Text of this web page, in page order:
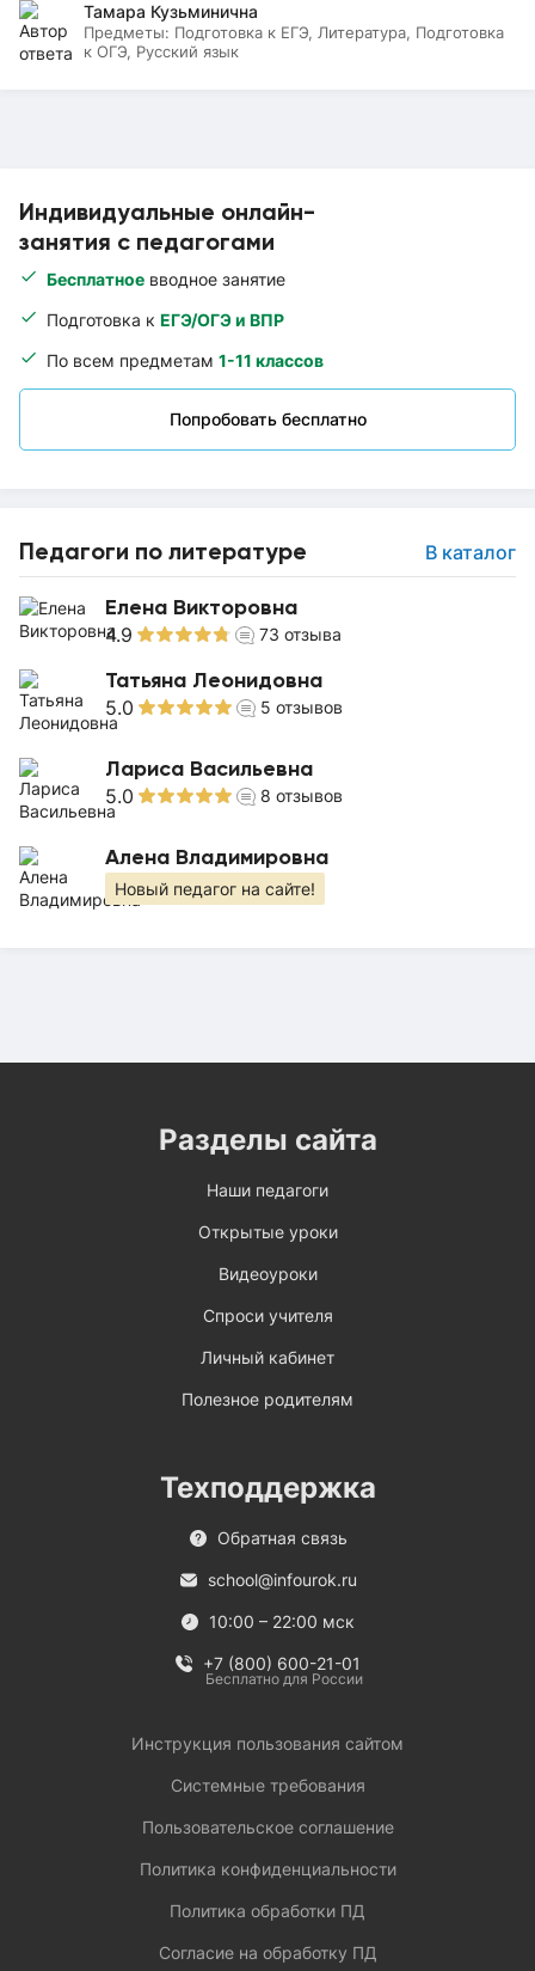
Индивидуальные онлайн-
занятия с педагогами
Бесплатное вводное занятие
Подготовка к ЕГЭ/ОГЭ и ВПР
По всем предметам 1-11 классов
Попробовать бесплатно
Педагоги по литературе В каталог
Елена Викторовна
4.9 73 отзыва
Татьяна Леонидовна
5.0 5 отзывов
Лариса Васильевна
5.0 8 отзывов
Алена Владимировна
Новый педагог на сайте!
Тамара Кузьминична
Предметы: Подготовка к ЕГЭ, Литература, Подготовка
к ОГЭ, Русский язык
Разделы сайта
Наши педагоги
Открытые уроки
Видеоуроки
Спроси учителя
Личный кабинет
Полезное родителям
Техподдержка
Обратная связь
school@infourok.ru
10:00 – 22:00 мск
+7 (800) 600-21-01
Бесплатно для России
Инструкция пользования сайтом
Системные требования
Пользовательское соглашение
Политика конфиденциальности
Политика обработки ПД
Согласие на обработку ПД